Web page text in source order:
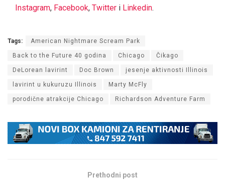
Instagram, Facebook, Twitter i Linkedin.
Tags: American Nightmare Scream Park
Back to the Future 40 godina Chicago Čikago
DeLorean lavirint Doc Brown jesenje aktivnosti Illinois
lavirint u kukuruzu Illinois Marty McFly
porodične atrakcije Chicago Richardson Adventure Farm
Prethodni post